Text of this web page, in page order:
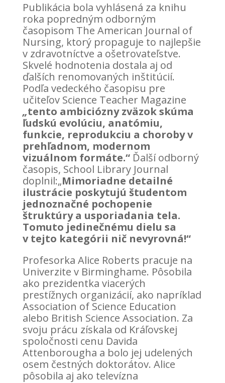
Publikácia bola vyhlásená za knihu
roka popredným odborným
časopisom The American Journal of
Nursing, ktorý propaguje to najlepšie
v zdravotníctve a ošetrovateľstve.
Skvelé hodnotenia dostala aj od
ďalších renomovaných inštitúcií.
Podľa vedeckého časopisu pre
učiteľov Science Teacher Magazine
„tento ambiciózny zväzok skúma
ľudskú evolúciu, anatómiu,
funkcie, reprodukciu a choroby v
prehľadnom, modernom
vizuálnom formáte.“ Ďalší odborný
časopis, School Library Journal
doplnil:„Mimoriadne detailné
ilustrácie poskytujú študentom
jednoznačné pochopenie
štruktúry a usporiadania tela.
Tomuto jedinečnému dielu sa
v tejto kategórii nič nevyrovná!“
Profesorka Alice Roberts pracuje na
Univerzite v Birminghame. Pôsobila
ako prezidentka viacerých
prestížnych organizácií, ako napríklad
Association of Science Education
alebo British Science Association. Za
svoju prácu získala od Kráľovskej
spoločnosti cenu Davida
Attenborougha a bolo jej udelených
osem čestných doktorátov. Alice
pôsobila aj ako televízna